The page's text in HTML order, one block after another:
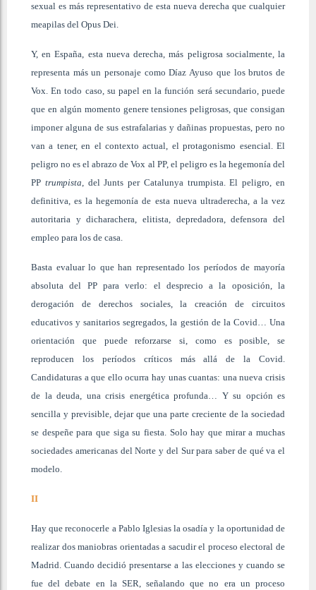
sexual es más representativo de esta nueva derecha que cualquier
meapilas del Opus Dei.
Y, en España, esta nueva derecha, más peligrosa socialmente, la
representa más un personaje como Díaz Ayuso que los brutos de
Vox. En todo caso, su papel en la función será secundario, puede
que en algún momento genere tensiones peligrosas, que consigan
imponer alguna de sus estrafalarias y dañinas propuestas, pero no
van a tener, en el contexto actual, el protagonismo esencial. El
peligro no es el abrazo de Vox al PP, el peligro es la hegemonía del
PP trumpista, del Junts per Catalunya trumpista. El peligro, en
definitiva, es la hegemonía de esta nueva ultraderecha, a la vez
autoritaria y dicharachera, elitista, depredadora, defensora del
empleo para los de casa.
Basta evaluar lo que han representado los períodos de mayoría
absoluta del PP para verlo: el desprecio a la oposición, la
derogación de derechos sociales, la creación de circuitos
educativos y sanitarios segregados, la gestión de la Covid… Una
orientación que puede reforzarse si, como es posible, se
reproducen los períodos críticos más allá de la Covid.
Candidaturas a que ello ocurra hay unas cuantas: una nueva crisis
de la deuda, una crisis energética profunda… Y su opción es
sencilla y previsible, dejar que una parte creciente de la sociedad
se despeñe para que siga su fiesta. Solo hay que mirar a muchas
sociedades americanas del Norte y del Sur para saber de qué va el
modelo.
II
Hay que reconocerle a Pablo Iglesias la osadía y la oportunidad de
realizar dos maniobras orientadas a sacudir el proceso electoral de
Madrid. Cuando decidió presentarse a las elecciones y cuando se
fue del debate en la SER, señalando que no era un proceso